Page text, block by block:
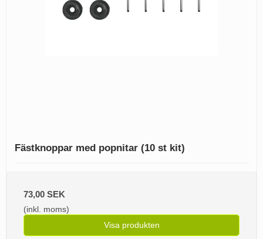
Fästknoppar med popnitar (10 st kit)
73,00 SEK
(inkl. moms)
Visa produkten